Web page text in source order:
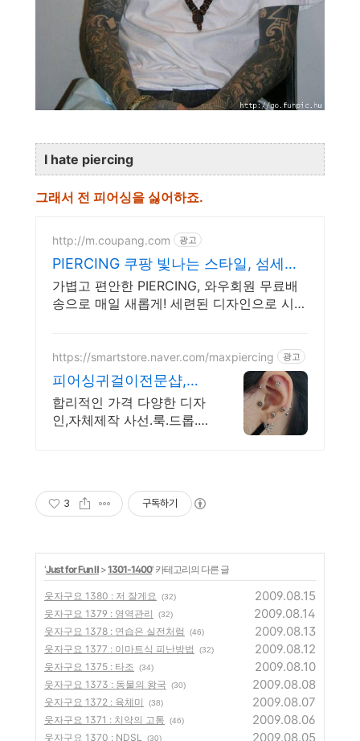
I hate piercing
그래서 전 피어싱을 싫어하죠.
http://m.coupang.com 광고
PIERCING 쿠팡 빛나는 스타일, 섬세한
커팅
가볍고 편안한 PIERCING, 와우회원 무료배
송으로 매일 새롭게! 세련된 디자인으로 시선
https://smartstore.naver.com/maxpiercing 광고
피어싱귀걸이전문샵,맥
스
합리적인 가격 다양한 디자
인,자체제작 사선.룩.드롭.체
3 구독하기
'Just for Fun Ⅱ >1301-1400' 카테고리의 다른 글
웃자구요 1380 : 저 잘게요 (32) 2009.08.15
웃자구요 1379 : 영역관리 (32) 2009.08.14
웃자구요 1378 : 연습은 실전처럼 (46) 2009.08.13
웃자구요 1377 : 이마트식 피난방법 (32) 2009.08.12
웃자구요 1375 : 타조 (34) 2009.08.10
웃자구요 1373 : 동물의 왕국 (30) 2009.08.08
웃자구요 1372 : 육체미 (38) 2009.08.07
웃자구요 1371 : 치약의 고통 (46) 2009.08.06
웃자구요 1370 : NDSL (30) 2009.08.05